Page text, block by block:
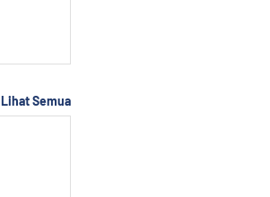
Lihat Semua